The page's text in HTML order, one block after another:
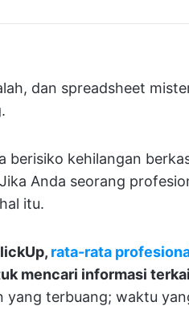
dan spreadsheet
berisiko kehilangan
Anda seorang
itu.
rata-rata
mencari informasi
yang terbuang; waktu